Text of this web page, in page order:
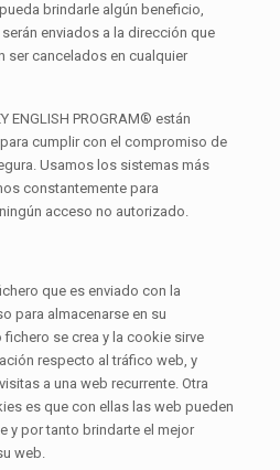
brindarle algún beneficio,
enviados a la dirección que
ser cancelados en cualquier
ENGLISH PROGRAM® están
cumplir con el compromiso de
Usamos los sistemas más
constantemente para
acceso no autorizado.
que es enviado con la
para almacenarse en su
se crea y la cookie sirve
respecto al tráfico web, y
a una web recurrente. Otra
es que con ellas las web pueden
y por tanto brindarte el mejor
web.